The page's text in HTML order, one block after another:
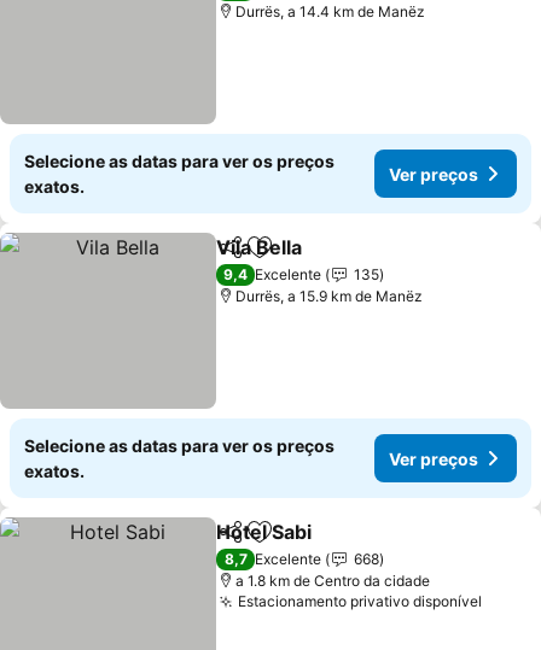
Durrës, a 14.4 km de Manëz
Selecione as datas para ver os preços
exatos.
Ver preços
PartilharAdicionar aos favoritos
Vila Bella
9,4 Excelente
135
Durrës, a 15.9 km de Manëz
Selecione as datas para ver os preços
exatos.
Ver preços
PartilharAdicionar aos favoritos
Hotel Sabi
8,7 Excelente
668
a 1.8 km de Centro da cidade
Estacionamento privativo disponível